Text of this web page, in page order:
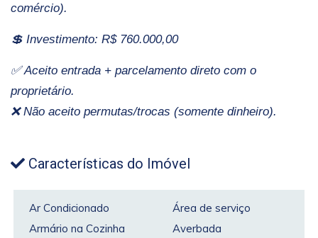
comércio).
💲 Investimento: R$ 760.000,00
✅ Aceito entrada + parcelamento direto com o
proprietário.
❌ Não aceito permutas/trocas (somente dinheiro).
Características do Imóvel
Ar Condicionado
Área de serviço
Armário na Cozinha
Averbada